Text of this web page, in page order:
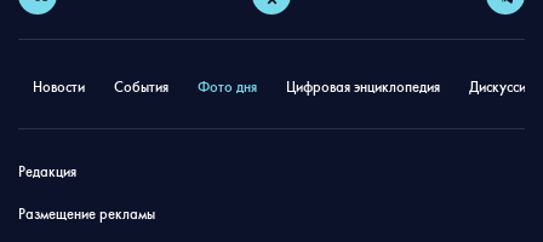
Новости События Фото дня Цифровая энциклопедия
Редакция
Размещение рекламы